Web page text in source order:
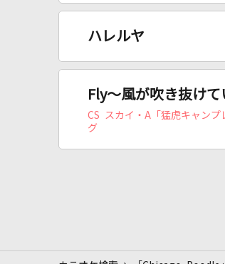
ハレルヤ
Fly～風が吹き抜けて
CS スカイ・A「猛虎キャンプ
グ